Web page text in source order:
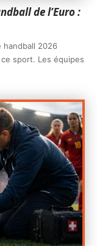
de l’Euro :
handball 2026
sport. Les équipes